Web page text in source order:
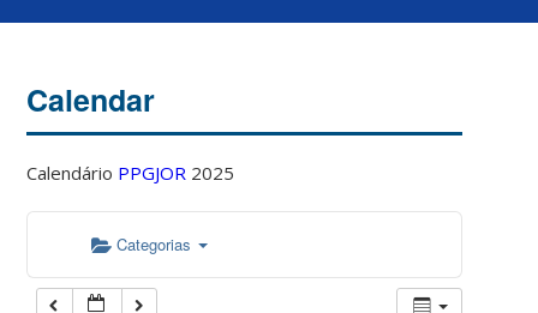
Calendar
Calendário PPGJOR 2025
Categorias
04:00
05:00